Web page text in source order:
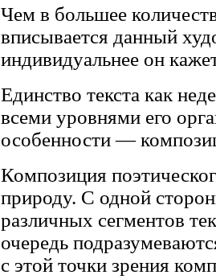
Чем в большее
вписывается данный
индивидуальнее он
Единство текста как
всеми уровнями его
особенности —
Композиция
природу. С одной
различных сегментов
очередь
с этой точки зрения